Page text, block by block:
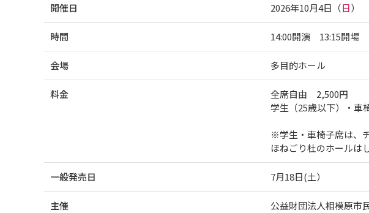
開催日 2026年10月4日（日
曜日
）
時間 14:00開演 13:15開場
会場 多目的ホール
料金
全席自由 2,500円
学生（25歳以下）・
※学生・車椅子席は、
ほねごり杜のホールは
一般発売日 7月18日(土）
主催 公益財団法人相模原市